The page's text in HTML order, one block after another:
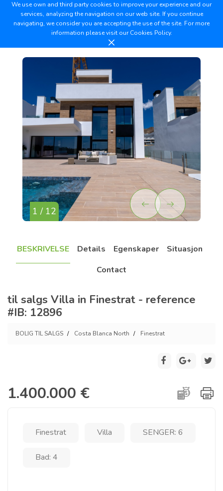
We use own and third party cookies to improve your experience and our
services, analyzing the navigation on our web site. If you continue
navigating, we consider you are accepting the use of the site. For more
information please visit ourCookies Policy.
1 / 12
BESKRIVELSE Details Egenskaper
Situasjon
Contact
til salgs Villa in Finestrat - reference
#IB: 12896
BOLIG TIL SALGS Costa Blanca North Finestrat
1.400.000 €
Finestrat Villa SENGER: 6
Bad: 4